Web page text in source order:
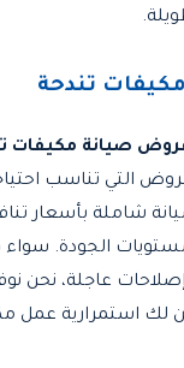
تندحة
صيانة مكيفات
التي تناسب
شاملة بأسعار
الجودة. سواء
إصلاحات عاجلة، نحن
لك استمرارية عمل